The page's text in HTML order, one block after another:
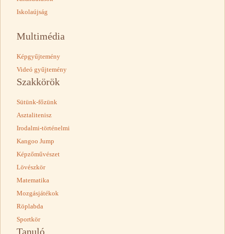
Iskolaújság
Multimédia
Képgyűjtemény
Videó gyűjtemény
Szakkörök
Sütünk-főzünk
Asztalitenisz
Irodalmi-történelmi
Kangoo Jump
Képzőművészet
Lövészkör
Matematika
Mozgásjátékok
Röplabda
Sportkör
Tanuló